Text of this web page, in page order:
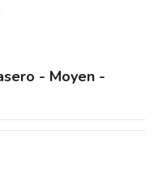
- Moyen -